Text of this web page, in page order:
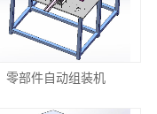
零部件自动组装机